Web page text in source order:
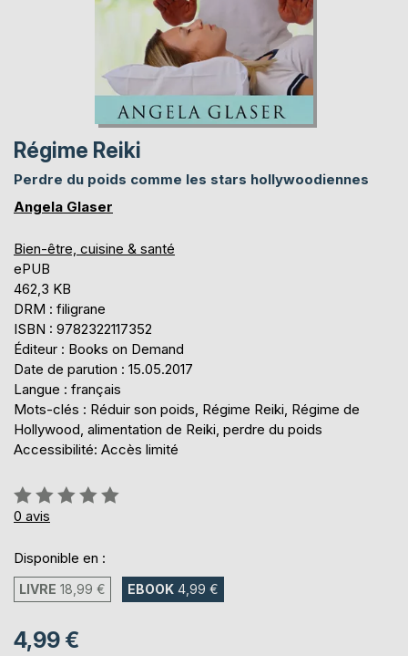
Régime Reiki
Perdre du poids comme les stars hollywoodiennes
Angela Glaser
Bien-être, cuisine & santé
ePUB
462,3 KB
DRM : filigrane
ISBN : 9782322117352
Éditeur : Books on Demand
Date de parution : 15.05.2017
Langue : français
Mots-clés : Réduir son poids, Régime Reiki, Régime de
Hollywood, alimentation de Reiki, perdre du poids
Accessibilité: Accès limité
Évaluation:
0%
0 avis
Disponible en :
LIVRE 18,99 € EBOOK 4,99 €
4,99 €